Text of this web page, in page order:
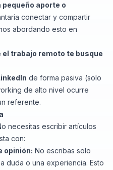
pequeño aporte o
conectar y compartir
abordando esto en
el trabajo remoto te busque
de forma pasiva (solo
de alto nivel ocurre
referente.
necesitas escribir artículos
con:
opinión: No escribas solo
duda o una experiencia. Esto